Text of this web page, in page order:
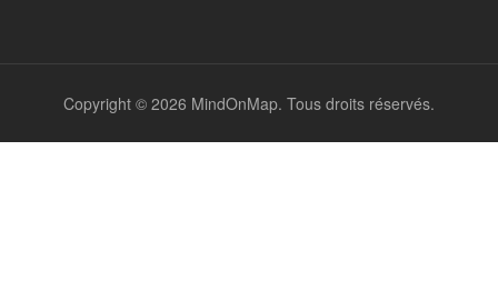
Copyright © 2026 MindOnMap. Tous droits réservés.